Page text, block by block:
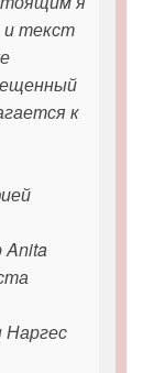
и текст
к
Anita